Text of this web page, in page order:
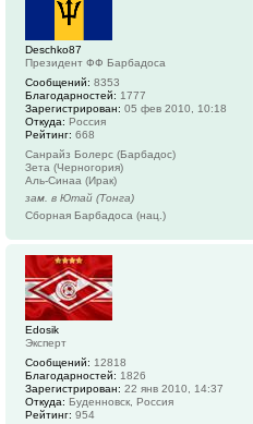
Deschko87
Президент ФФ Барбадоса
Сообщений: 8353
Благодарностей: 1777
Зарегистрирован: 05 фев 2010, 10:18
Откуда: Россия
Рейтинг: 668
Санрайз Болерс (Барбадос)
Зета (Черногория)
Аль-Синаа (Ирак)
зам. в Ютай (Тонга)
Сборная Барбадоса (нац.)
Edosik
Эксперт
Сообщений: 12818
Благодарностей: 1826
Зарегистрирован: 22 янв 2010, 14:37
Откуда: Буденновск, Россия
Рейтинг: 954